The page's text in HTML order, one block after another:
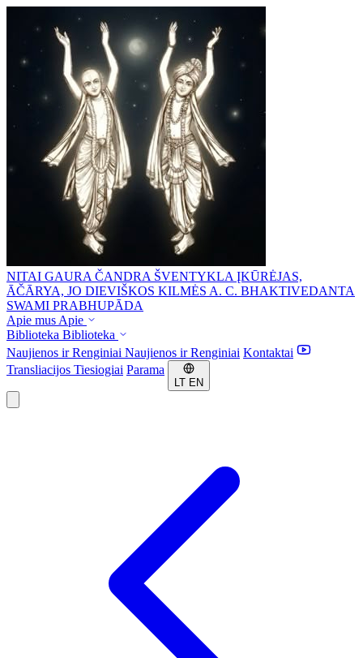
NITAI GAURA ČANDRA ŠVENTYKLA ĮKŪRĖJAS,
ĀČĀRYA, JO DIEVIŠKOS KILMĖS A. C. BHAKTIVEDANTA
SWAMI PRABHUPĀDA
Apie mus Apie
Biblioteka Biblioteka
Naujienos ir Renginiai Naujienos ir Renginiai Kontaktai
Transliacijos Tiesiogiai Parama
LT EN